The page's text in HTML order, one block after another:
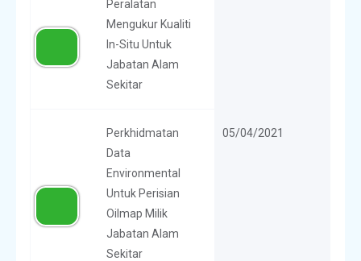
Peralatan
Mengukur Kualiti
In-Situ Untuk
Jabatan Alam
Sekitar
Perkhidmatan
Data
Environmental
Untuk Perisian
Oilmap Milik
Jabatan Alam
Sekitar
05/04/2021